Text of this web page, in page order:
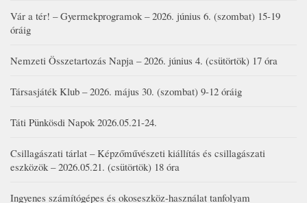
Vár a tér! – Gyermekprogramok – 2026. június 6. (szombat) 15-19
óráig
Nemzeti Összetartozás Napja – 2026. június 4. (csütörtök) 17 óra
Társasjáték Klub – 2026. május 30. (szombat) 9-12 óráig
Táti Pünkösdi Napok 2026.05.21-24.
Csillagászati tárlat – Képzőművészeti kiállítás és csillagászati
eszközök – 2026.05.21. (csütörtök) 18 óra
Ingyenes számítógépes és okoseszköz-használat tanfolyam